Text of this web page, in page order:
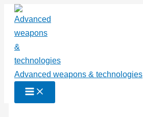
Перейти
содержимому
Advanced weapons & technologies